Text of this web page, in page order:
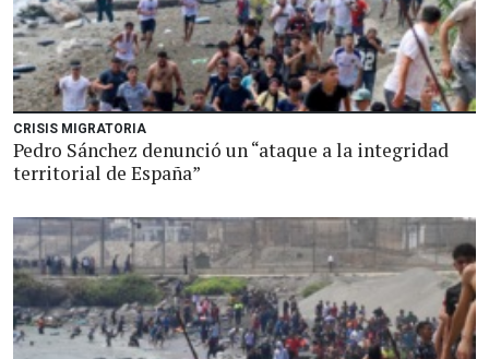
CRISIS MIGRATORIA
Pedro Sánchez denunció un “ataque a la integridad
territorial de España”